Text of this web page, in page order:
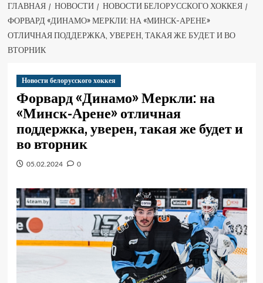
ГЛАВНАЯ НОВОСТИ
НОВОСТИ БЕЛОРУССКОГО ХОККЕЯ
ФОРВАРД «ДИНАМО» МЕРКЛИ: НА «МИНСК-АРЕНЕ»
ОТЛИЧНАЯ ПОДДЕРЖКА, УВЕРЕН, ТАКАЯ ЖЕ БУДЕТ И ВО
ВТОРНИК
Новости белорусского хоккея
Форвард «Динамо» Меркли: на
«Минск-Арене» отличная
поддержка, уверен, такая же будет и
во вторник
05.02.2024 0